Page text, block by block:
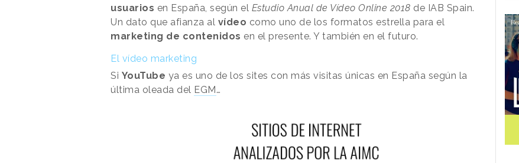
usuarios en España, según el Estudio Anual de Vídeo Online 2018 de IAB Spain.
Un dato que afianza al vídeo como uno de los formatos estrella para el
marketing de contenidos en el presente. Y también en el futuro.
El vídeo marketing
Si YouTube ya es uno de los sites con más visitas únicas en España según la
última oleada del EGM…